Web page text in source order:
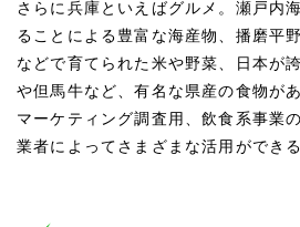
さらに兵庫といえばグルメ。瀬戸内
ることによる豊富な海産物、播磨平
などで育てられた米や野菜、日本が
や但馬牛など、有名な県産の食物が
マーケティング調査用、飲食系事業
業者によってさまざまな活用ができ